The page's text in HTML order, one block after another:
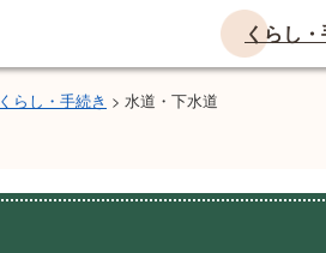
くらし
くらし・手続き > 水道・下水道